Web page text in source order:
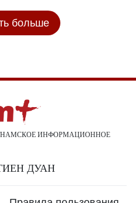
больше
ИНФОРМАЦИОННОЕ
ТИЕН ДУАН